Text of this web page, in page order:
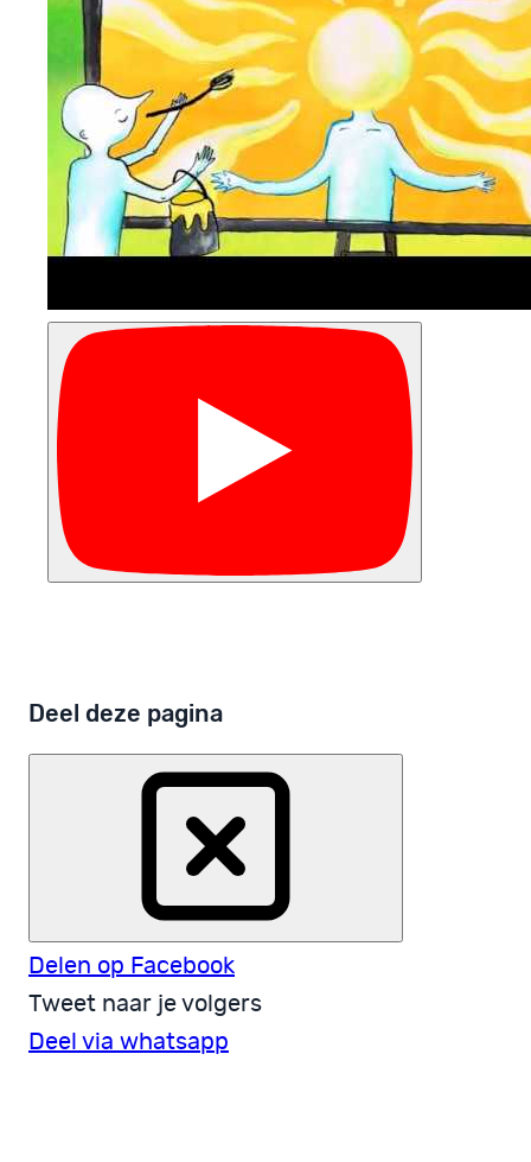
Deel deze pagina
Delen op Facebook
Tweet naar je volgers
Deel via whatsapp